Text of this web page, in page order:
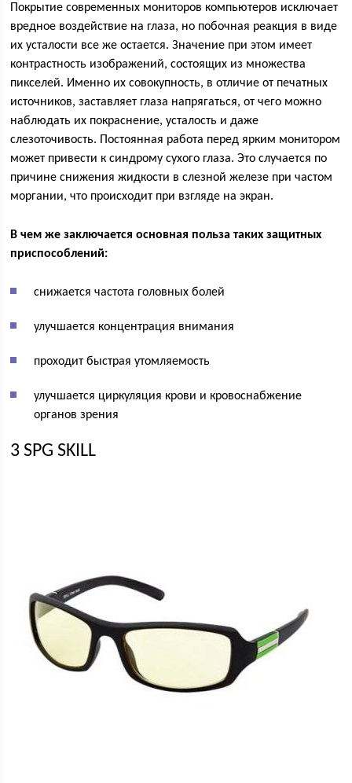
Покрытие современных мониторов компьютеров исключает
вредное воздействие на глаза, но побочная реакция в виде
их усталости все же остается. Значение при этом имеет
контрастность изображений, состоящих из множества
пикселей. Именно их совокупность, в отличие от печатных
источников, заставляет глаза напрягаться, от чего можно
наблюдать их покраснение, усталость и даже
слезоточивость. Постоянная работа перед ярким монитором
может привести к синдрому сухого глаза. Это случается по
причине снижения жидкости в слезной железе при частом
моргании, что происходит при взгляде на экран.
В чем же заключается основная польза таких защитных
приспособлений:
снижается частота головных болей
улучшается концентрация внимания
проходит быстрая утомляемость
улучшается циркуляция крови и кровоснабжение
органов зрения
3 SPG SKILL